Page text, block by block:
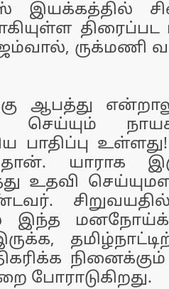
இயக்கத்தில்
ருக்மணி
ஆபத்து
பாதிப்பு
யாராக
உதவி
இந்த
போராடுகிறது.